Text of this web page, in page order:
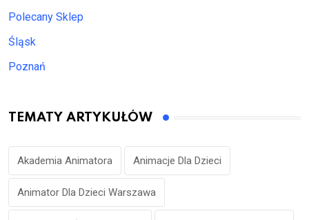
Polecany Sklep
Śląsk
Poznań
TEMATY ARTYKUŁÓW
Akademia Animatora Animacje Dla Dzieci
Animator Dla Dzieci Warszawa